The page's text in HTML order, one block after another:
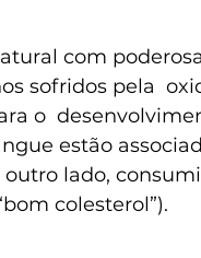
com
sofridos pela
o
estão
lado,
colesterol”).